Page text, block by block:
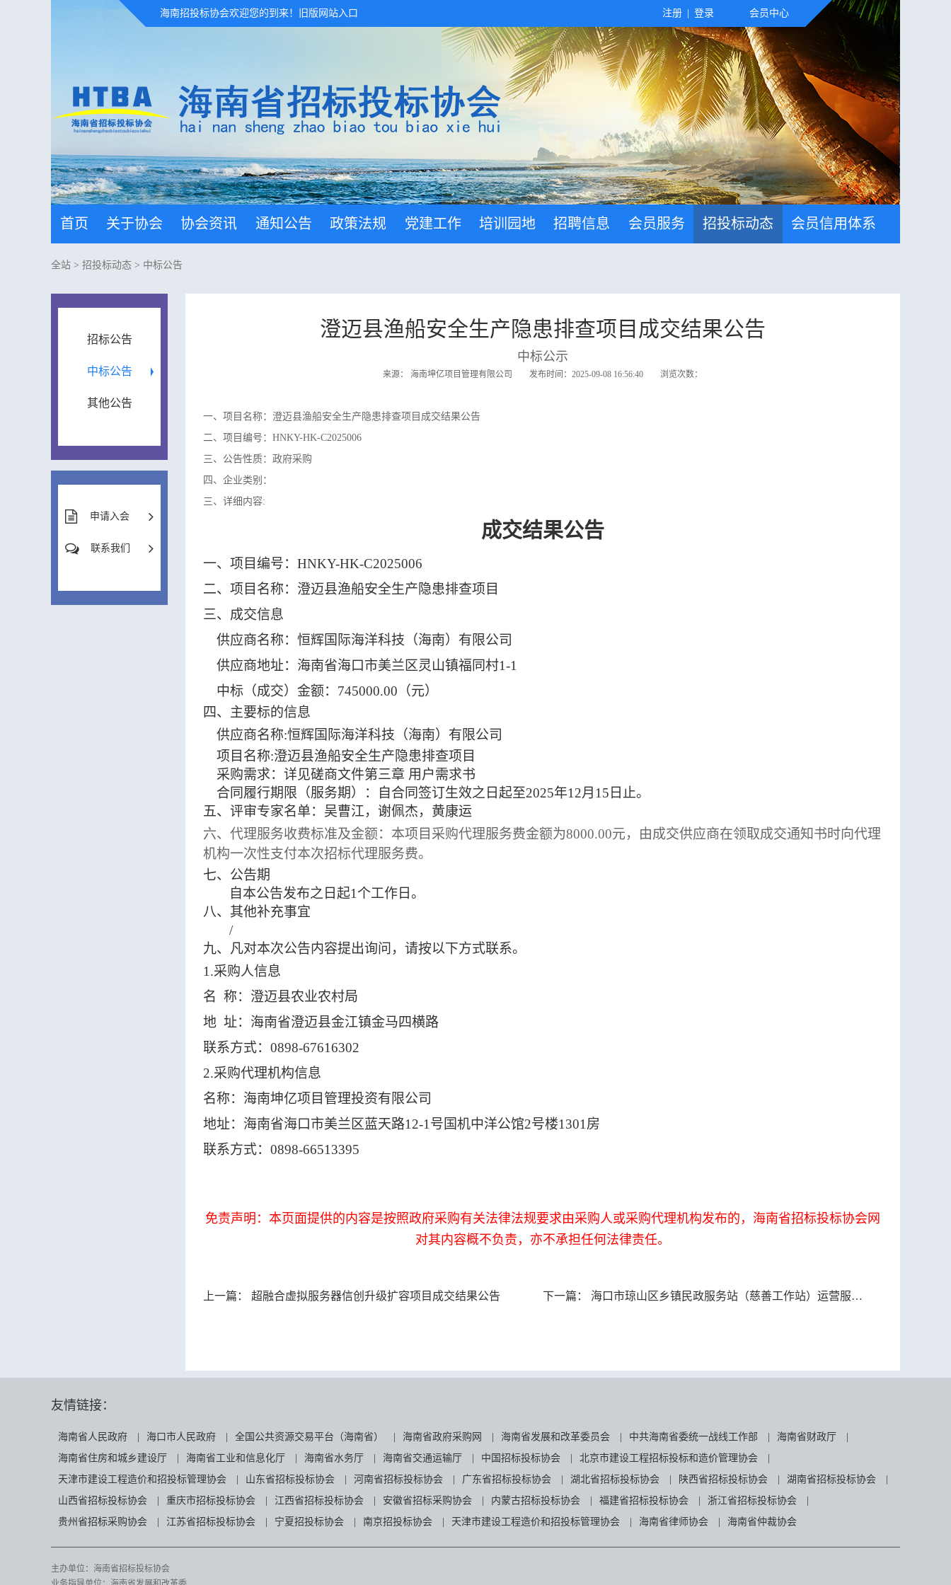
海南招投标协会欢迎您的到来！ 旧版网站入口 注册 登录 会员中心
首页 关于协会 协会资讯 通知公告 政策法规 党建工作 培训园地 招聘信息 会员服务 招投标动态 会员信用体系
全站 > 招投标动态 > 中标公告
招标公告
中标公告
其他公告
申请入会
联系我们
澄迈县渔船安全生产隐患排查项目成交结果公告
中标公示
来源： 海南坤亿项目管理有限公司 发布时间：2025-09-08 16:56:40 浏览次数：
一、项目名称：澄迈县渔船安全生产隐患排查项目成交结果公告
二、项目编号：HNKY-HK-C2025006
三、公告性质：政府采购
四、企业类别：
三、详细内容:
成交结果公告
一、项目编号： HNKY-HK-C2025006
二、项目名称：澄迈县渔船安全生产隐患排查项目
三、成交信息
供应商名称： 恒辉国际海洋科技（海南）有限公司
供应商地址：海南省海口市美兰区灵山镇福同村1-1
中标（成交）金额： 745000.00（元）
四、 主要标的信息
供应商名称:恒辉国际海洋科技（海南）有限公司
项目名称:澄迈县渔船安全生产隐患排查项目
采购需求：详见磋商文件第三章 用户需求书
合同履行期限（服务期）：自合同签订生效之日起至2025年12月15日止。
五、评审专家名单： 吴曹江，谢佩杰，黄康运
六、代理服务收费标准及金额：本项目采购代理服务费金额为8000.00元，由成交供应商在领取成交通知书时向代理
机构一次性支付本次招标代理服务费。
七、公告期
自本公告发布之日起1个工作日。
八、其他补充事宜
/
九、凡对本次公告内容提出询问，请按以下方式联系。
1.采购人信息
名 称：澄迈县农业农村局
地 址：海南省澄迈县金江镇金马四横路
联系方式： 0898-67616302
2.采购代理机构信息
名称：海南坤亿项目管理投资有限公司
地址：海南省海口市美兰区蓝天路12-1号国机中洋公馆2号楼1301房
联系方式： 0898-66513395
免责声明：本页面提供的内容是按照政府采购有关法律法规要求由采购人或采购代理机构发布的，海南省招标投标协会网
对其内容概不负责，亦不承担任何法律责任。
上一篇： 超融合虚拟服务器信创升级扩容项目成交结果公告 下一篇： 海口市琼山区乡镇民政服务站（慈善工作站）运营服务项目
友情链接：
海南省人民政府 海口市人民政府 全国公共资源交易平台（海南省） 海南省政府采购网 海南省发展和改革委员会 中共海南省委统一战线工作部 海南省财政厅
海南省住房和城乡建设厅
海南省工业和信息化厅 海南省水务厅 海南省交通运输厅 中国招标投标协会 北京市建设工程招标投标和造价管理协会
天津市建设工程造价和招投标管理协会
山东省招标投标协会 河南省招标投标协会 广东省招标投标协会 湖北省招标投标协会 陕西省招标投标协会 湖南省招标投标协会
山西省招标投标协会
重庆市招标投标协会 江西省招标投标协会 安徽省招标采购协会 内蒙古招标投标协会 福建省招标投标协会 浙江省招标投标协会
贵州省招标采购协会
江苏省招标投标协会 宁夏招投标协会 南京招投标协会 天津市建设工程造价和招投标管理协会 海南省律师协会 海南省仲裁协会
主办单位：海南省招标投标协会